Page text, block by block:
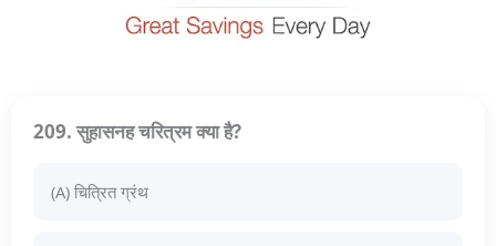
209. सुहासनह चरित्रम क्या है?
(A) चित्रित ग्रंथ